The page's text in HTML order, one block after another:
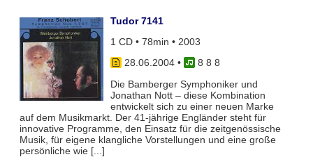
Tudor 7141
1 CD • 78min • 2003
28.06.2004•
8 8 8
Die Bamberger Symphoniker und
Jonathan Nott – diese Kombination
entwickelt sich zu einer neuen Marke
auf dem Musikmarkt. Der 41-jährige Engländer steht für
innovative Programme, den Einsatz für die zeitgenössische
Musik, für eigene klangliche Vorstellungen und eine große
persönliche wie [...]